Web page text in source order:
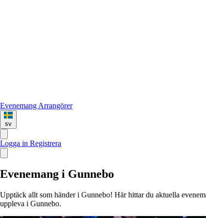
Evenemang Arrangörer
sv
Logga in Registrera
Evenemang i Gunnebo
Upptäck allt som händer i Gunnebo! Här hittar du aktuella
uppleva i Gunnebo.